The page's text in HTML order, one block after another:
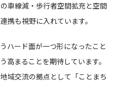
車線減・歩行者空間拡充と空間
携も視野に入れています。
ハード面が一つ形になったこと
高まることを期待しています。
域交流の拠点として「ことまち